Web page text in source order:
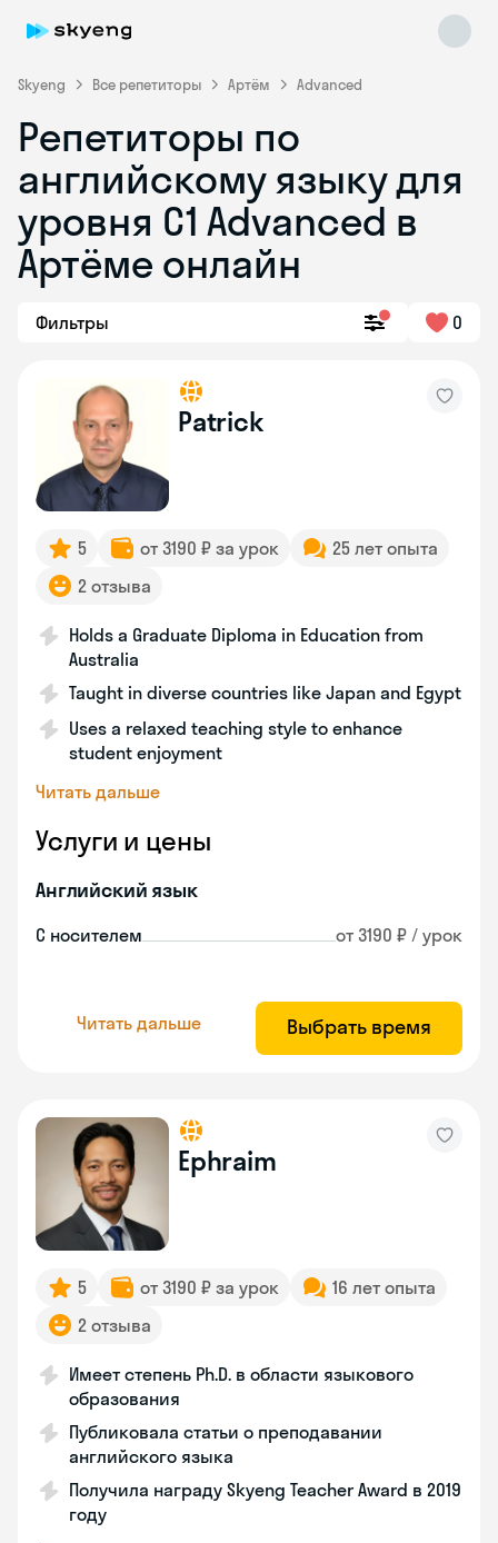
Skyeng Все репетиторы Артём Advanced
Репетиторы по
английскому языку для
уровня C1 Advanced в
Артёме онлайн
Фильтры 0
Patrick
5 от 3190 ₽ за урок
25 лет опыта
2 отзыва
Holds a Graduate Diploma in Education from
Australia
Taught in diverse countries like Japan and Egypt
Uses a relaxed teaching style to enhance
student enjoyment
Читать дальше
Услуги и цены
Английский язык
С носителем от 3190 ₽ / урок
Читать дальше Выбрать время
Ephraim
5 от 3190 ₽ за урок
16 лет опыта
2 отзыва
Имеет степень Ph.D. в области языкового
образования
Публиковала статьи о преподавании
английского языка
Получила награду Skyeng Teacher Award в 2019
году